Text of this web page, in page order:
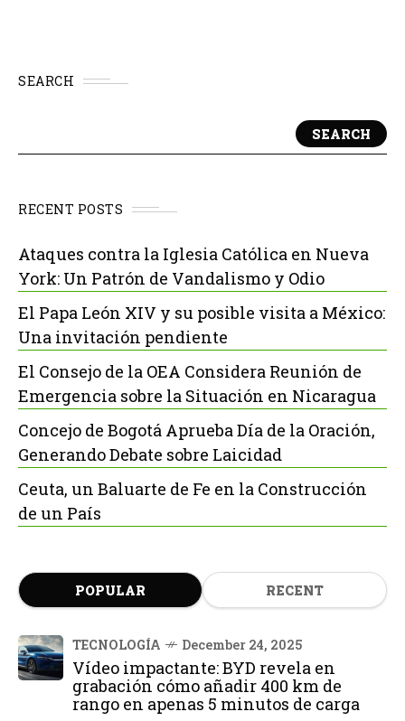
SEARCH
SEARCH
RECENT POSTS
Ataques contra la Iglesia Católica en Nueva
York: Un Patrón de Vandalismo y Odio
El Papa León XIV y su posible visita a México:
Una invitación pendiente
El Consejo de la OEA Considera Reunión de
Emergencia sobre la Situación en Nicaragua
Concejo de Bogotá Aprueba Día de la Oración,
Generando Debate sobre Laicidad
Ceuta, un Baluarte de Fe en la Construcción
de un País
POPULAR RECENT
TECNOLOGÍA December 24, 2025
Vídeo impactante: BYD revela en
grabación cómo añadir 400 km de
rango en apenas 5 minutos de carga